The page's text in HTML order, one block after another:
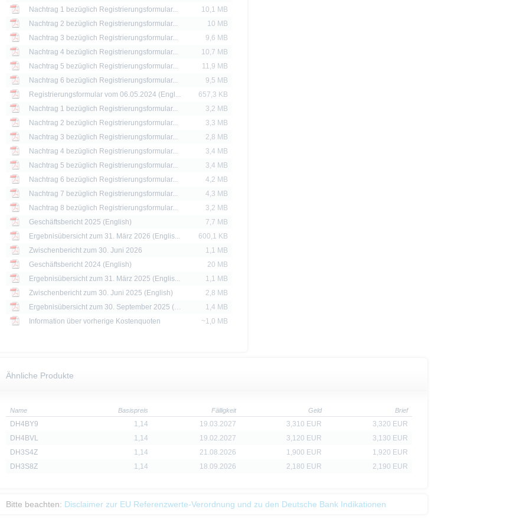
Nachtrag 1 bezüglich Registrierungsformular...
10,1 MB
Nachtrag 2 bezüglich Registrierungsformular...
10 MB
Nachtrag 3 bezüglich Registrierungsformular...
9,6 MB
Nachtrag 4 bezüglich Registrierungsformular...
10,7 MB
Nachtrag 5 bezüglich Registrierungsformular...
11,9 MB
Nachtrag 6 bezüglich Registrierungsformular...
9,5 MB
Registrierungsformular vom 06.05.2024 (Engl...
657,3 KB
Nachtrag 1 bezüglich Registrierungsformular...
3,2 MB
Nachtrag 2 bezüglich Registrierungsformular...
3,3 MB
Nachtrag 3 bezüglich Registrierungsformular...
2,8 MB
Nachtrag 4 bezüglich Registrierungsformular...
3,4 MB
Nachtrag 5 bezüglich Registrierungsformular...
3,4 MB
Nachtrag 6 bezüglich Registrierungsformular...
4,2 MB
Nachtrag 7 bezüglich Registrierungsformular...
4,3 MB
Nachtrag 8 bezüglich Registrierungsformular...
3,2 MB
Geschäftsbericht 2025 (English)
7,7 MB
Ergebnisübersicht zum 31. März 2026 (Englis...
600,1 KB
Zwischenbericht zum 30. Juni 2026
1,1 MB
Geschäftsbericht 2024 (English)
20 MB
Ergebnisübersicht zum 31. März 2025 (Englis...
1,1 MB
Zwischenbericht zum 30. Juni 2025 (English)
2,8 MB
Ergebnisübersicht zum 30. September 2025 (E...
1,4 MB
Information über vorherige Kostenquoten
~1,0 MB
Ähnliche Produkte
Name Basispreis Fälligkeit Geld Brief
DH4BY9 1,14 19.03.2027 3,310 EUR
3,320 EUR
DH4BVL
1,14 19.02.2027 3,120 EUR
3,130 EUR
DH3S4Z
1,14 21.08.2026 1,900 EUR
1,920 EUR
DH3S8Z
1,14 18.09.2026 2,180 EUR 2,190 EUR
Bitte beachten: Disclaimer zur EU Referenzwerte-Verordnung und zu den Deutsche Bank Indikationen
um die Risiken und Chancen einer Anlage in die Wertpapiere vollständig zu verstehen. Die Billigung des
andere Behörde ist nicht als Befürwortung der Wertpapiere zu verstehen.
die aktuelle Einschätzung der Deutsche Bank AG wieder, die sich ohne vorherige Ankündigung ändern kann.
unterliegt der Vertrieb der auf der X-markets Website genannten Wertpapiere in bestimmten
So dürfen die hierin genannten Wertpapiere weder innerhalb der USA noch an oder für Rechnung von US-
Personen zum Kauf angeboten oder an diese verkauft werden.
Informationen dürfen nur in solchen Staaten verbreitet oder veröffentlicht werden, in denen dies nach
zulässig ist. Der direkte oder indirekte Vertrieb der auf der X-markets Website enthaltenen
Kanada oder Japan, sowie seine Übermittlung an oder für Rechnung von US-Personen oder in den
Preise werden nur zu Informationszwecken zur Verfügung gestellt und dienen nicht als Indikator handelbarer
der Vergangenheit sind kein Indikator für die künftige Wertentwicklung.